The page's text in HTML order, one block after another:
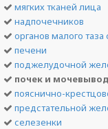
мягких тканей лица
надпочечников
органов малого
печени
поджелудочной
почек и
пояснично-
предстательной
селезенки